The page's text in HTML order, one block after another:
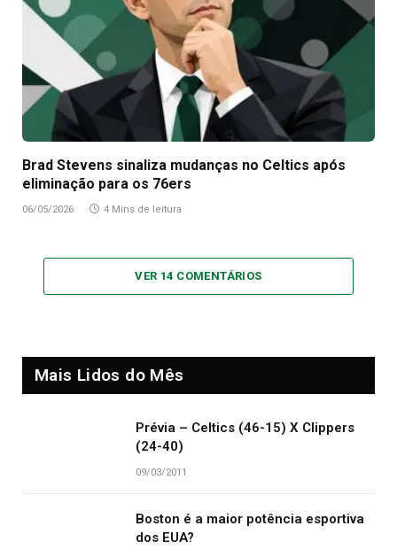
Brad Stevens sinaliza mudanças no Celtics após
eliminação para os 76ers
06/05/2026 4 Mins de leitura
VER 14 COMENTÁRIOS
Mais Lidos do Mês
Prévia – Celtics (46-15) X Clippers
(24-40)
09/03/2011
Boston é a maior potência esportiva
dos EUA?